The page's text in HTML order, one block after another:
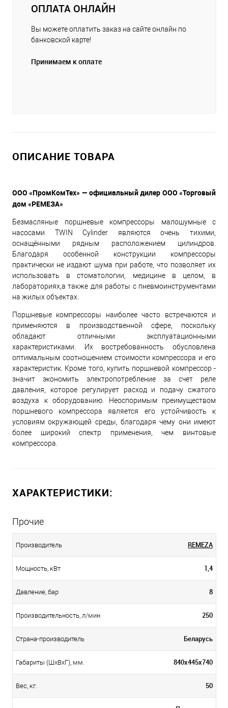
ОПЛАТА ОНЛАЙН
Вы можете оплатить заказ на сайте онлайн по
банковской карте!
Принимаем к оплате
ОПИСАНИЕ ТОВАРА
ООО «ПромКомТех» — официальный дилер ООО «Торговый
дом «РЕМЕЗА»
Безмасляные поршневые компрессоры малошумные с
насосами TWIN Cylinder являются очень тихими,
оснащёнными рядным расположением цилиндров.
Благодаря особенной конструкции компрессоры
практически не издают шума при работе, что позволяет их
использовать в стоматологии, медицине в целом, в
лабораториях,а также для работы с пневмоинструментами
на жилых объектах.
Поршневые компрессоры наиболее часто встречаются и
применяются в производственной сфере, поскольку
обладают отличными эксплуатационными
характеристиками. Их востребованность обусловлена
оптимальным соотношением стоимости компрессора и его
характеристик. Кроме того, купить поршневой компрессор -
значит экономить электропотребление за счет реле
давления, которое регулирует расход и подачу сжатого
воздуха к оборудованию. Неоспоримым преимуществом
поршневого компрессора является его устойчивость к
условиям окружающей среды, благодаря чему они имеют
более широкий спектр применения, чем винтовые
компрессора.
ХАРАКТЕРИСТИКИ:
Прочие
Производитель REMEZA
Мощность, кВт 1,4
Давление, бар 8
Производительность, л/мин 250
Страна-производитель Беларусь
Габариты (ШхВхГ), мм. 840x445x740
Вес, кг. 50